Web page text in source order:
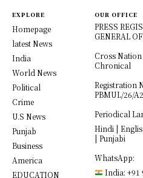
EXPLORE
Homepage
latest News
India
World News
Political
Crime
U.S News
Punjab
Business
America
EDUCATION
OUR OFFICE
PRESS
GENERAL
Cross Nation
Chronical
Registration
PBMUL/26/
Periodical
Hindi |
| Punjabi
WhatsApp:
India: +91